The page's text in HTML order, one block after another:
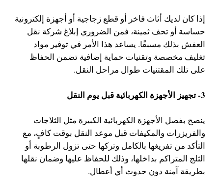
إذا كان لديك أثاث فاخر أو قطع زجاجية أو أجهزة إلكترونية
حساسة أو تحف ثمينة، فمن الضروري إبلاغ شركة نقل
العفش بذلك مسبقًا. يساعد هذا الأمر في توفير مواد
تغليف مخصصة وتقنيات حماية إضافية تضمن الحفاظ
على تلك المقتنيات طوال مراحل النقل.
3- تجهيز الأجهزة الكهربائية قبل يوم النقل
ينصح بفصل الأجهزة الكهربائية الكبيرة مثل الثلاجات
والفريزرات والمكيفات قبل موعد النقل بوقت كافٍ، مع
التأكد من تفريغها بالكامل وتركها حتى تزول الرطوبة أو
الثلج المتراكم بداخلها، وذلك للحفاظ عليها وضمان نقلها
بطريقة آمنة دون حدوث أي أعطال.